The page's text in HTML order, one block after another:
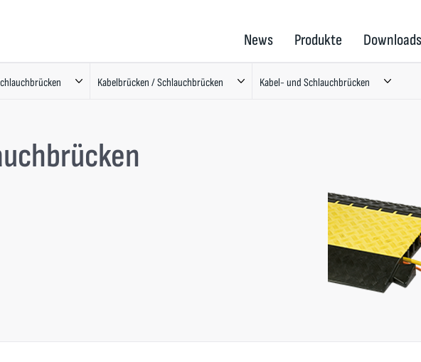
News Produkte Downloads
Kabelbrücken / Schlauchbrücken Kabel- und Schlauchbrücken